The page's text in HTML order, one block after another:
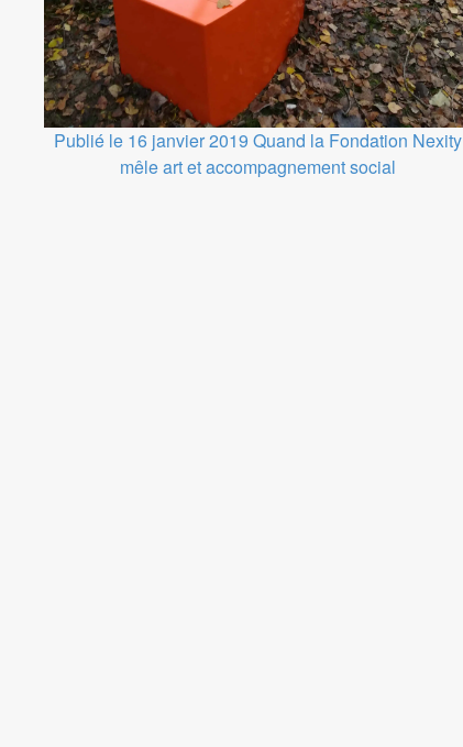
Publié le 16 janvier 2019 Quand la Fondation Nexity
mêle art et accompagnement social